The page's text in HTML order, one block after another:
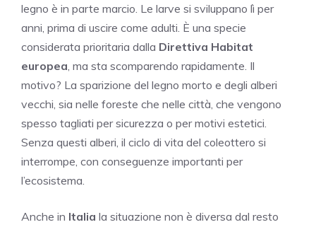
legno è in parte marcio. Le larve si sviluppano lì per
anni, prima di uscire come adulti. È una specie
considerata prioritaria dalla Direttiva Habitat
europea , ma sta scomparendo rapidamente. Il
motivo? La sparizione del legno morto e degli alberi
vecchi, sia nelle foreste che nelle città, che vengono
spesso tagliati per sicurezza o per motivi estetici.
Senza questi alberi, il ciclo di vita del coleottero si
interrompe, con conseguenze importanti per
l’ecosistema.
Anche in Italia la situazione non è diversa dal resto